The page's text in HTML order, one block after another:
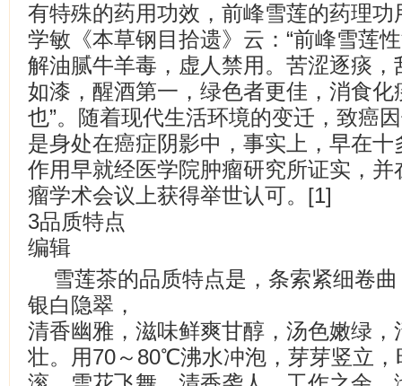
有特殊的药用功效，前峰雪莲的药理
学敏《本草钢目拾遗》云：“前峰雪
解油腻牛羊毒，虚人禁用。苦涩逐痰
如漆，醒酒第一，绿色者更佳，消食
也”。随着现代生活环境的变迁，致癌
是身处在癌症阴影中，事实上，早在
作用早就经医学院肿瘤研究所证实，
瘤学术会议上获得举世认可。[1]
3品质特点
编辑
雪莲茶的品质特点是，条索紧细卷
银白隐翠，
清香幽雅，滋味鲜爽甘醇，汤色嫩绿
壮。用70～80℃沸水冲泡，芽芽竖立